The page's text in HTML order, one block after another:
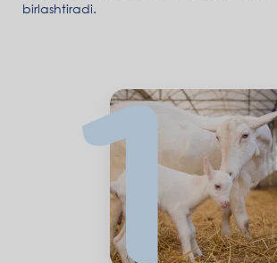
birlashtiradi.
1